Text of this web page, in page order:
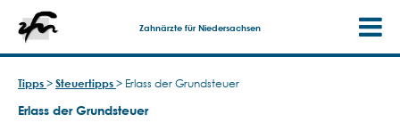
Zahnärzte für Niedersachsen
Tipps > Steuertipps > Erlass der Grundsteuer
Erlass der Grundsteuer